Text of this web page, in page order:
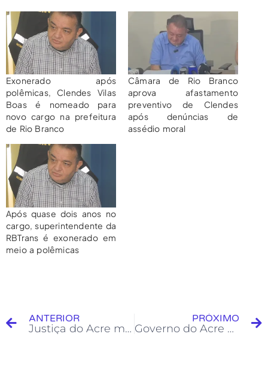
Exonerado após
polêmicas, Clendes Vilas
Boas é nomeado para
novo cargo na prefeitura
de Rio Branco
Câmara de Rio Branco
aprova afastamento
preventivo de Clendes
após denúncias de
assédio moral
Após quase dois anos no
cargo, superintendente da
RBTrans é exonerado em
meio a polêmicas
ANTERIOR
Justiça do Acre mantém pena de 45 anos para homem que matou jovem e feriu irmão da vítima
PRÓXIMO
Governo do Acre divulga resultado final do curso de formação para agente de polícia penal